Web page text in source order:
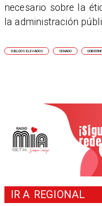
necesario sobre la
la administración
SUELDOS ELEVADOS SENADO GOBIERNO
IR A REGIONAL